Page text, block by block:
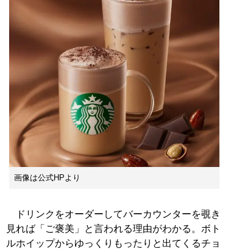
画像は公式HPより
ドリンクをオーダーしてバーカウンターを覗き
見れば「ご褒美」と言われる理由がわかる。ボト
ルホイップからゆっくりもったりと出てくるチョ